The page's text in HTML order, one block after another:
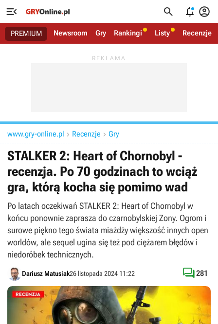
   
PREMIUM Newsroom Gry Rankingi Listy Recenzje
www.gry-online.pl  Recenzje  Gry
STALKER 2: Heart of Chornobyl -
recenzja. Po 70 godzinach to wciąż
gra, którą kocha się pomimo wad
Po latach oczekiwań STALKER 2: Heart of Chornobyl w
końcu ponownie zaprasza do czarnobylskiej Zony. Ogrom i
surowe piękno tego świata miażdży większość innych open
worldów, ale sequel ugina się też pod ciężarem błędów i
niedoróbek technicznych.
Dariusz Matusiak26 listopada 2024 11:22 281